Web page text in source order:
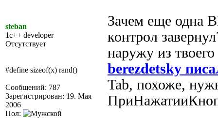
steban
1c++ developer
Отсутствует
#define sizeof(x) rand()
Сообщений: 787
Зарегистрирован: 19. Мая
2006
Пол:
Зачем еще одна
контрол
наружу из
berezdetsky
Tab, похоже,